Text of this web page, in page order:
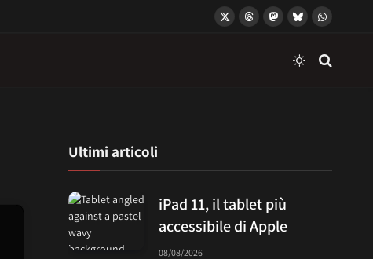
X
ThreadsMastodon
BlueskyWhatsApp
Ultimi articoli
iPad 11, il tablet più
accessibile di Apple
08/08/2026